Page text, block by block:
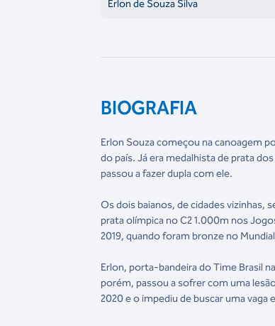
Erlon de Souza Silva
BIOGRAFIA
Erlon Souza começou na canoagem
do país. Já era medalhista de prata
passou a fazer dupla com ele.
Os dois baianos, de cidades vizinhas,
prata olímpica no C2 1.000m nos
2019, quando foram bronze no
Erlon, porta-bandeira do Time Brasil
porém, passou a sofrer com uma
2020 e o impediu de buscar uma vaga